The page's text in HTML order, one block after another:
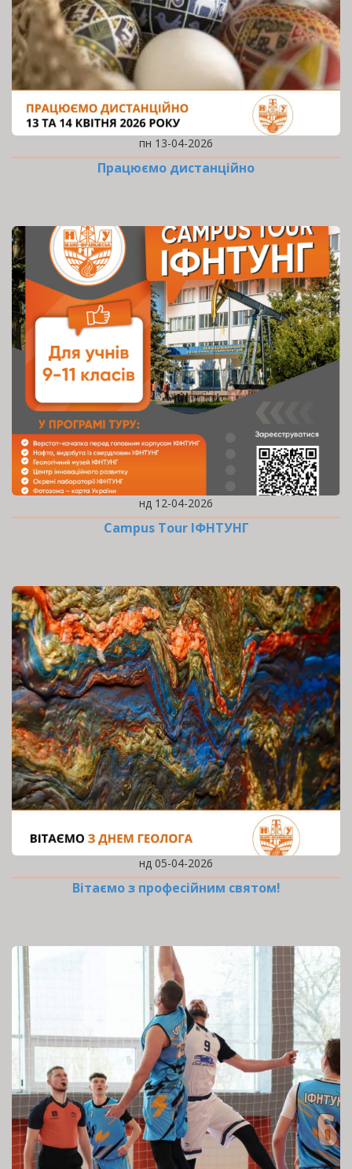
пн 13-04-2026
Працюємо дистанційно
нд 12-04-2026
Campus Tour ІФНТУНГ
нд 05-04-2026
Вітаємо з професійним святом!